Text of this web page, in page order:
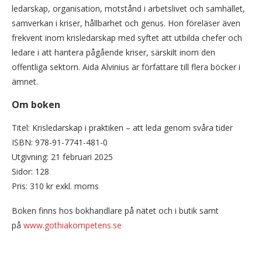
ledarskap, organisation, motstånd i arbetslivet och samhället,
samverkan i kriser, hållbarhet och genus. Hon föreläser även
frekvent inom krisledarskap med syftet att utbilda chefer och
ledare i att hantera pågående kriser, särskilt inom den
offentliga sektorn. Aida Alvinius är författare till flera böcker i
ämnet.
Om boken
Titel: Krisledarskap i praktiken – att leda genom svåra tider
ISBN: 978-91-7741-481-0
Utgivning: 21 februari 2025
Sidor: 128
Pris: 310 kr exkl. moms
Boken finns hos bokhandlare på nätet och i butik samt
på www.gothiakompetens.se